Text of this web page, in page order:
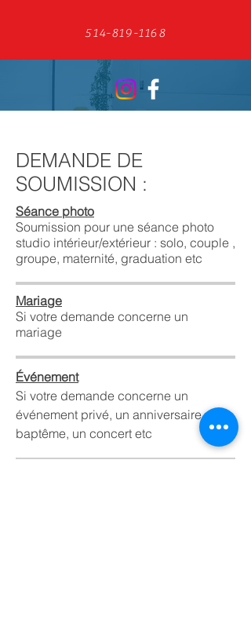
514-819-1168
DEMANDE DE
SOUMISSION :
Séance photo
Soumission pour une séance photo
studio intérieur/extérieur : solo, couple ,
groupe, maternité, graduation etc
Mariage
Si votre demande concerne un
mariage
Événement
Si votre demande concerne un
événement privé, un anniversaire, un
baptême, un concert etc